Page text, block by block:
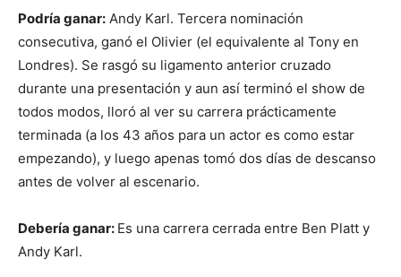
Podría ganar: Andy Karl. Tercera nominación
consecutiva, ganó el Olivier (el equivalente al Tony en
Londres). Se rasgó su ligamento anterior cruzado
durante una presentación y aun así terminó el show de
todos modos, lloró al ver su carrera prácticamente
terminada (a los 43 años para un actor es como estar
empezando), y luego apenas tomó dos días de descanso
antes de volver al escenario.
Debería ganar: Es una carrera cerrada entre Ben Platt y
Andy Karl.